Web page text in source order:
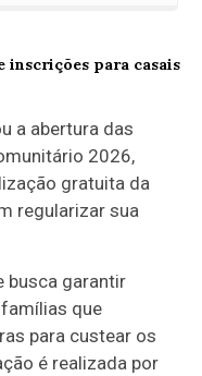
a abertura das
2026,
gratuita da
regularizar sua
busca garantir
que
para custear os
é realizada por